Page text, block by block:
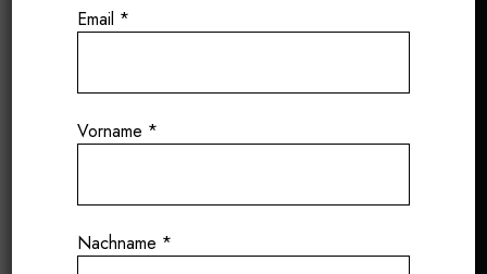
48 Stunden in der Toskana
Team, Terroir, Freunde und jede Menge
Email *
Vorname *
Nachname *